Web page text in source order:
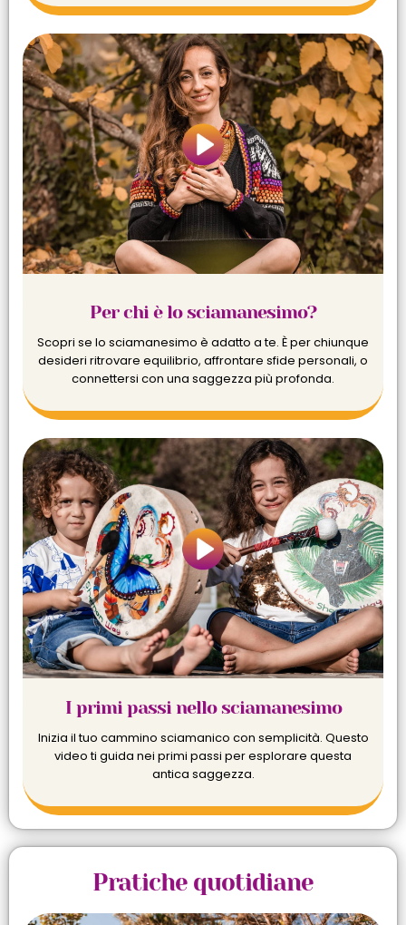
Per chi è lo sciamanesimo?
Scopri se lo sciamanesimo è adatto a te. È per chiunque
desideri ritrovare equilibrio, affrontare sfide personali, o
connettersi con una saggezza più profonda.
I primi passi nello sciamanesimo
Inizia il tuo cammino sciamanico con semplicità. Questo
video ti guida nei primi passi per esplorare questa
antica saggezza.
Pratiche quotidiane